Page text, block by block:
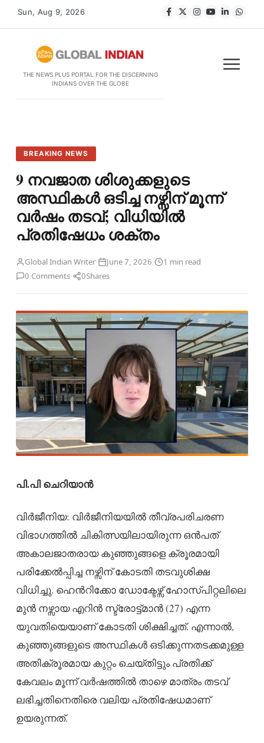
Sun, Aug 9, 2026
THE NEWS PLUS PORTAL FOR THE DISCERNING
INDIANS OVER THE GLOBE
BREAKING NEWS
9 നവജാത ശിശുക്കളുടെ
അസ്ഥികൾ ഒടിച്ച നഴ്സിന് മൂന്ന്
വർഷം തടവ്; വിധിയിൽ
പ്രതിഷേധം ശക്തം
Global Indian Writer· June 7, 2026· 1 min read·
0 Comments· 0Shares
പി.പി ചെറിയാൻ
വിർജീനിയ: വിർജീനിയയിൽ തീവ്രപരിചരണ
വിഭാഗത്തിൽ ചികിത്സയിലായിരുന്ന ഒൻപത്
അകാലജാതരായ കുഞ്ഞുങ്ങളെ ക്രൂരമായി
പരിക്കേൽപ്പിച്ച നഴ്സിന് കോടതി തടവുശിക്ഷ
വിധിച്ചു. ഹെൻറിക്കോ ഡോക്ടേഴ്സ് ഹോസ്പിറ്റലിലെ
മുൻ നഴ്സായ എറിൻ സ്ട്രോട്ട്മാൻ (27) എന്ന
യുവതിയെയാണ് കോടതി ശിക്ഷിച്ചത്. എന്നാൽ,
കുഞ്ഞുങ്ങളുടെ അസ്ഥികൾ ഒടിക്കുന്നതടക്കമുള്ള
അതിക്രൂരമായ കുറ്റം ചെയ്തിട്ടും പ്രതിക്ക്
കേവലം മൂന്ന് വർഷത്തിൽ താഴെ മാത്രം തടവ്
ലഭിച്ചതിനെതിരെ വലിയ പ്രതിഷേധമാണ്
ഉയരുന്നത്.